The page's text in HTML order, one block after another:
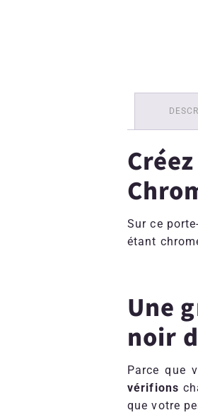
Sur ce
étant
Une
noir
Parce que
vérifions
que votre